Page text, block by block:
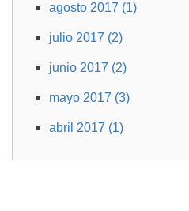
agosto 2017 (1)
julio 2017 (2)
junio 2017 (2)
mayo 2017 (3)
abril 2017 (1)